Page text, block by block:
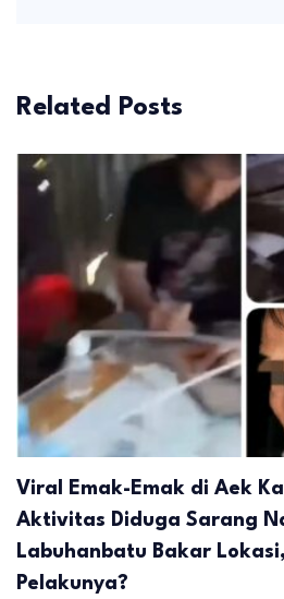
Related Posts
Viral Emak-Emak di Aek
Aktivitas Diduga Sarang
Labuhanbatu Bakar
Pelakunya?